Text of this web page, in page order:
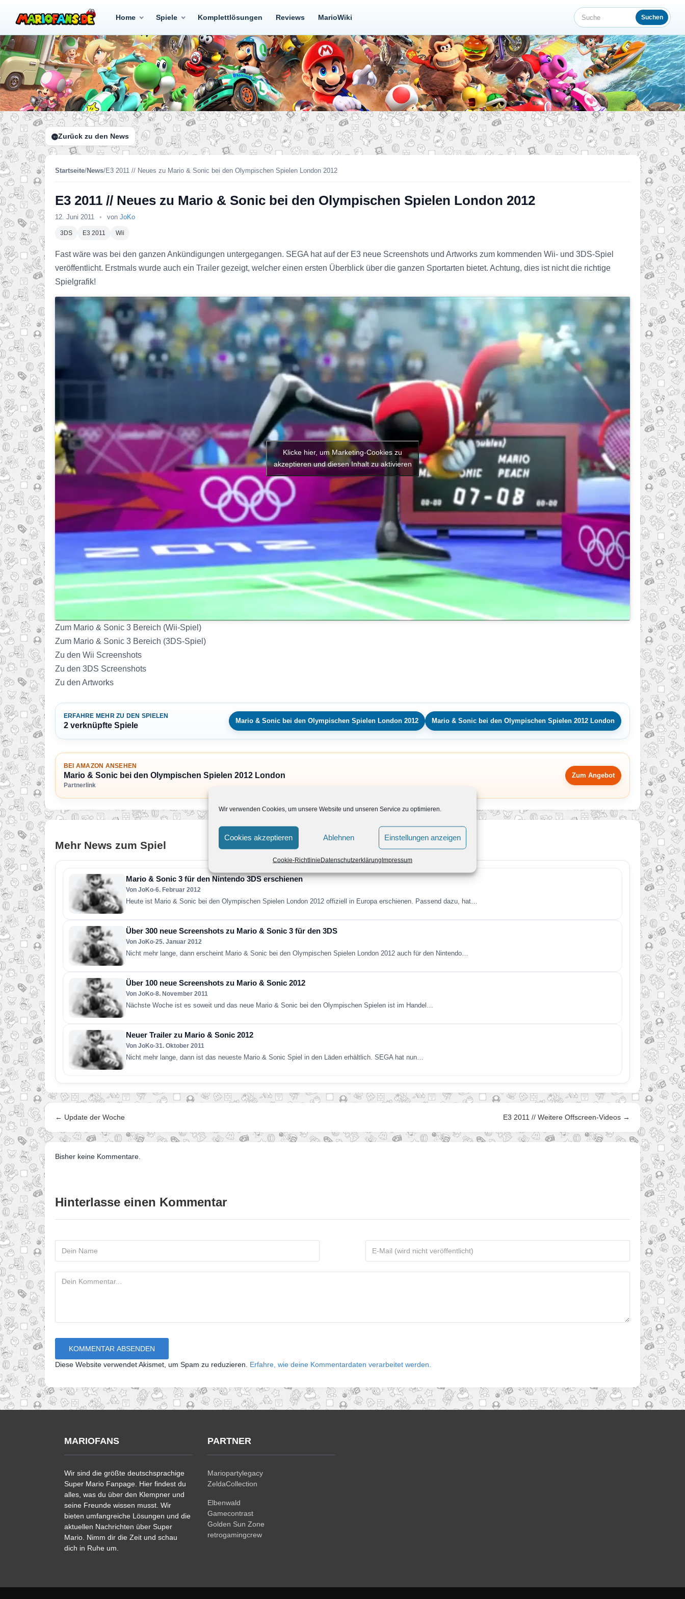
Wir verwenden Cookies, um unsere Website und unseren Service zu optimieren.
Cookies akzeptieren Ablehnen Einstellungen anzeigen
Cookie-RichtlinieDatenschutzerklärungImpressum
Home Spiele Komplettlösungen Reviews MarioWiki Suche Suchen
Zurück zu den News
Startseite/News/E3 2011 // Neues zu Mario & Sonic bei den Olympischen Spielen London 2012
E3 2011 // Neues zu Mario & Sonic bei den Olympischen Spielen London 2012
12. Juni 2011 • von JoKo
3DS E3 2011 Wii
Fast wäre was bei den ganzen Ankündigungen untergegangen. SEGA hat auf der E3 neue Screenshots und Artworks zum kommenden Wii- und 3DS-Spiel
veröffentlicht. Erstmals wurde auch ein Trailer gezeigt, welcher einen ersten Überblick über die ganzen Sportarten bietet. Achtung, dies ist nicht die richtige
Spielgrafik!
Klicke hier, um Marketing-Cookies zu
akzeptieren und diesen Inhalt zu aktivieren
Zum Mario & Sonic 3 Bereich (Wii-Spiel)
Zum Mario & Sonic 3 Bereich (3DS-Spiel)
Zu den Wii Screenshots
Zu den 3DS Screenshots
Zu den Artworks
ERFAHRE MEHR ZU DEN SPIELEN
2 verknüpfte Spiele
Mario & Sonic bei den Olympischen Spielen London 2012 Mario & Sonic bei den Olympischen Spielen 2012 London
BEI AMAZON ANSEHEN
Mario & Sonic bei den Olympischen Spielen 2012 London
Partnerlink
Zum Angebot
Mehr News zum Spiel
Mario & Sonic 3 für den Nintendo 3DS erschienen
Von JoKo•6. Februar 2012
Heute ist Mario & Sonic bei den Olympischen Spielen London 2012 offiziell in Europa erschienen. Passend dazu, hat…
Über 300 neue Screenshots zu Mario & Sonic 3 für den 3DS
Von JoKo•25. Januar 2012
Nicht mehr lange, dann erscheint Mario & Sonic bei den Olympischen Spielen London 2012 auch für den Nintendo…
Über 100 neue Screenshots zu Mario & Sonic 2012
Von JoKo•8. November 2011
Nächste Woche ist es soweit und das neue Mario & Sonic bei den Olympischen Spielen ist im Handel…
Neuer Trailer zu Mario & Sonic 2012
Von JoKo•31. Oktober 2011
Nicht mehr lange, dann ist das neueste Mario & Sonic Spiel in den Läden erhältlich. SEGA hat nun…
← Update der Woche E3 2011 // Weitere Offscreen-Videos →
Bisher keine Kommentare.
Hinterlasse einen Kommentar
Diese Website verwendet Akismet, um Spam zu reduzieren. Erfahre, wie deine Kommentardaten verarbeitet werden.
MARIOFANS
Wir sind die größte deutschsprachige
Super Mario Fanpage. Hier findest du
alles, was du über den Klempner und
seine Freunde wissen musst. Wir
bieten umfangreiche Lösungen und die
aktuellen Nachrichten über Super
Mario. Nimm dir die Zeit und schau
dich in Ruhe um.
PARTNER
Mariopartylegacy
ZeldaCollection
Elbenwald
Gamecontrast
Golden Sun Zone
retrogamingcrew